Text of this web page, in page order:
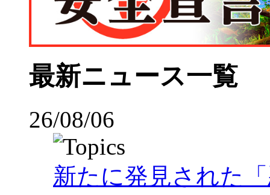
最新ニュース一覧
26/08/06
新たに発見された